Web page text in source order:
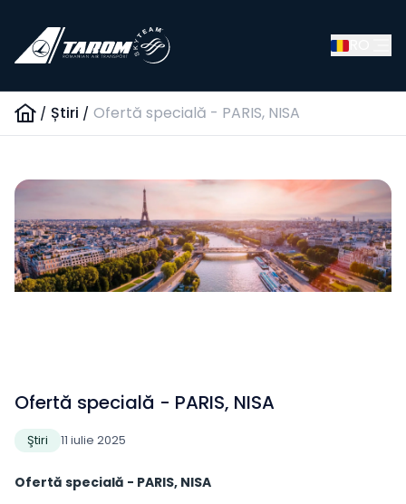
/ Știri / Ofertă specială - PARIS, NISA
Ofertă specială - PARIS, NISA
Ştiri 11 iulie 2025
Ofertă specială - PARIS, NISA